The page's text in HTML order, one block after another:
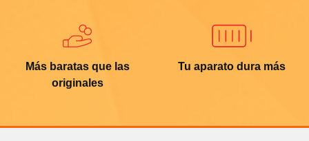
Más baratas que las
originales
Tu aparato dura más